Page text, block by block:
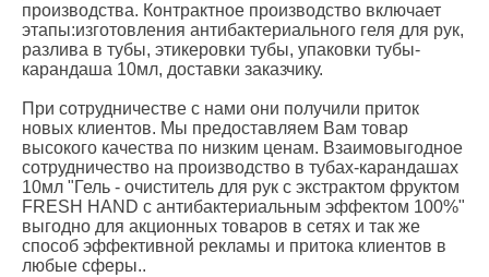
производства. Контрактное производство включает
этапы:изготовления антибактериального геля для рук,
разлива в тубы, этикеровки тубы, упаковки тубы-
карандаша 10мл, доставки заказчику.
При сотрудничестве с нами они получили приток
новых клиентов. Мы предоставляем Вам товар
высокого качества по низким ценам. Взаимовыгодное
сотрудничество на производство в тубах-карандашах
10мл "Гель - очиститель для рук c экстрактом фруктом
FRESH HAND с антибактериальным эффектом 100%"
выгодно для акционных товаров в сетях и так же
способ эффективной рекламы и притока клиентов в
любые сферы..